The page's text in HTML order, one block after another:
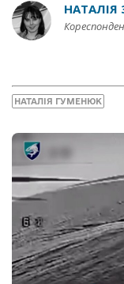
НАТАЛІЯ
НАТАЛІЯ ГУМЕНЮК